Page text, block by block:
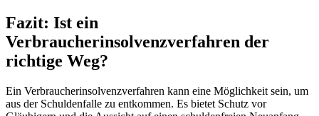
Fazit: Ist ein
Verbraucherinsolvenzverfahren der
richtige Weg?
Ein Verbraucherinsolvenzverfahren kann eine Möglichkeit sein, um
aus der Schuldenfalle zu entkommen. Es bietet Schutz vor